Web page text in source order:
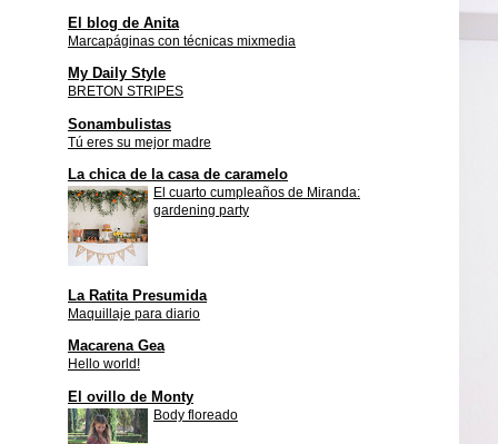
El blog de Anita
Marcapáginas con técnicas mixmedia
My Daily Style
BRETON STRIPES
Sonambulistas
Tú eres su mejor madre
La chica de la casa de caramelo
El cuarto cumpleaños de Miranda:
gardening party
La Ratita Presumida
Maquillaje para diario
Macarena Gea
Hello world!
El ovillo de Monty
Body floreado